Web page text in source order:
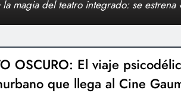
Rápida»: El espejo de la vida
OSCURO: El viaje
que llega al Cine